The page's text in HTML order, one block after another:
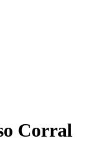
Corral